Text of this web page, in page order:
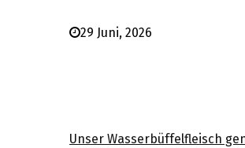
29 Juni, 2026
Unser Wasserbüffelfleisch